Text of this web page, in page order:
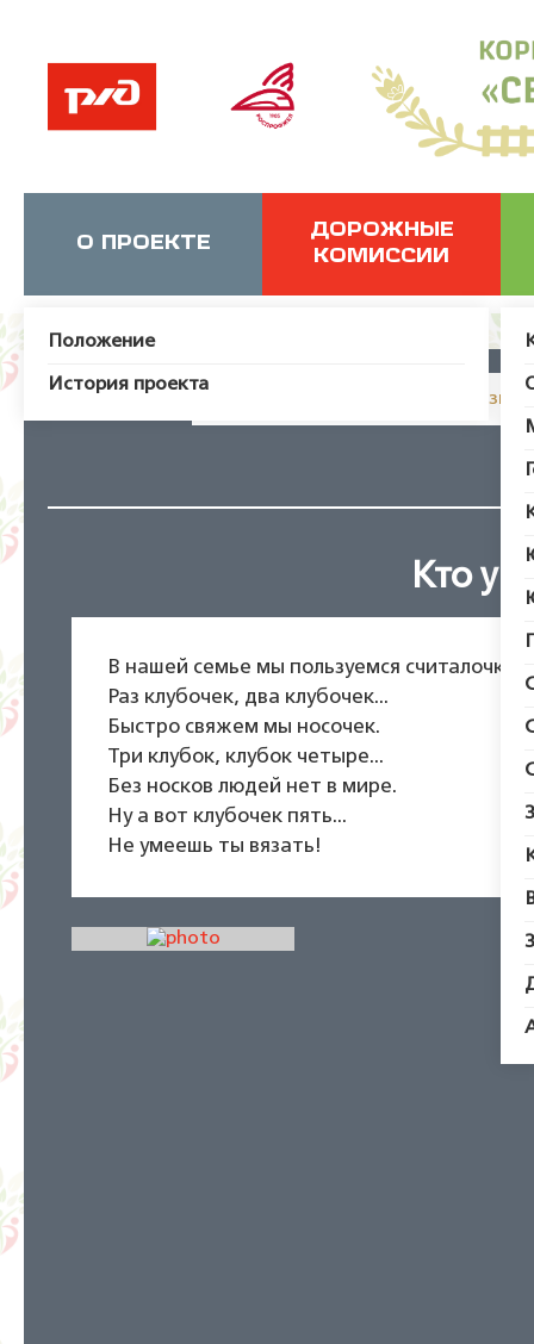
О ПРОЕКТЕ
Положение
История проекта
ДОРОЖНЫЕ
КОМИССИИ
JUser: :_load: Не удалось
Кто
В нашей семье мы пользуемся
Раз клубочек, два клубочек...
Быстро свяжем мы носочек.
Три клубок, клубок четыре...
Без носков людей нет в мире.
Ну а вот клубочек пять...
Не умеешь ты вязать!